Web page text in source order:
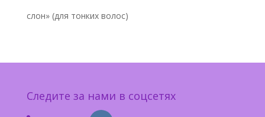
слон» (для тонких волос)
Следите за нами в соцсетях